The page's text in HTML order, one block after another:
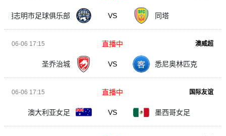
胡志明市足球俱乐部 VS 同塔
06-06 17:15 澳威超
圣乔治城 VS 悉尼奥林匹克
直播中
06-06 17:15 国际友谊
澳大利亚女足 VS 墨西哥女足
直播中